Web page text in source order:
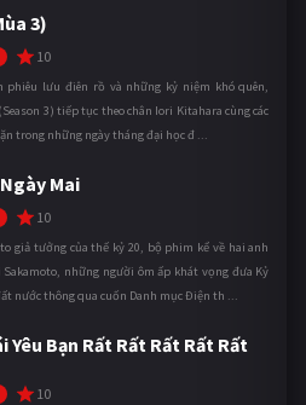
3)
10
phiêu lưu điên rồ và những kỷ niệm khó quên,
3) tiếp tục theo chân Iori Kitahara cùng các
trong những ngày tháng đại học đ ...
Mai
10
giả tưởng của thế kỷ 20, bộ phim kể về hai anh
Sakamoto, những người ôm ấp khát vọng đưa Kỷ
nước thông qua cuốn Danh mục Điện th ...
Yêu Bạn Rất Rất Rất Rất Rất
10